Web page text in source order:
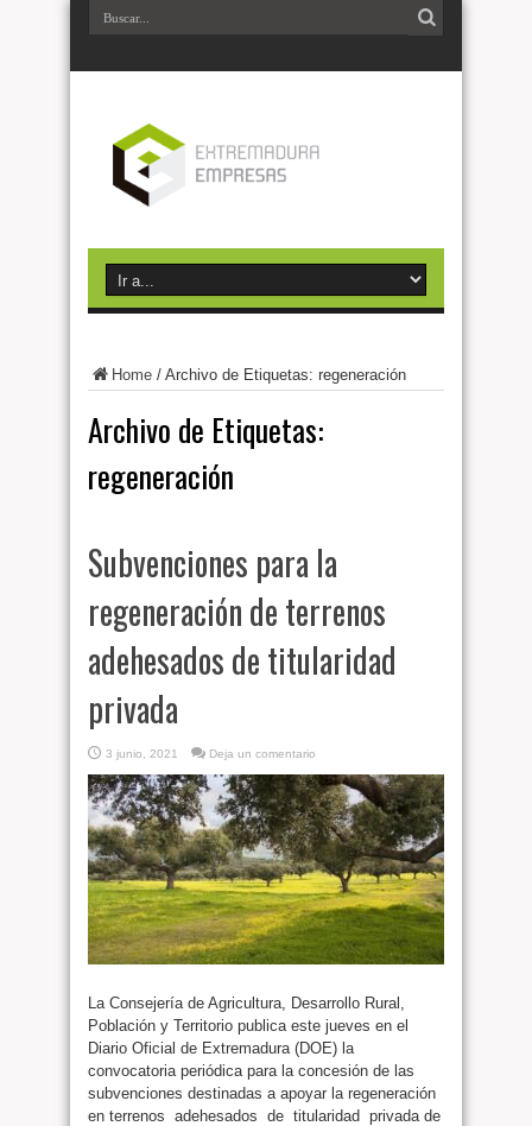
Home / Archivo de Etiquetas: regeneración
Archivo de Etiquetas:
regeneración
Subvenciones para la
regeneración de terrenos
adehesados de titularidad
privada
3 junio, 2021 Deja un comentario
La Consejería de Agricultura, Desarrollo Rural,
Población y Territorio publica este jueves en el
Diario Oficial de Extremadura (DOE) la
convocatoria periódica para la concesión de las
subvenciones destinadas a apoyar la regeneración
en terrenos adehesados de titularidad privada de